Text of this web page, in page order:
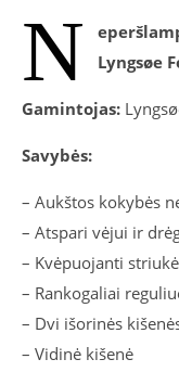
N
Lyngsøe
Gamintojas:
Savybės:
– Aukštos kokybės
– Atspari vėjui ir
– Kvėpuojanti striukė
– Rankogaliai
– Dvi išorinės
– Vidinė kišenė